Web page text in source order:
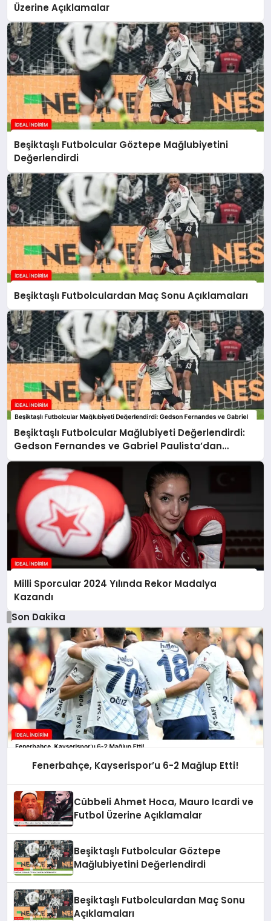
Üzerine Açıklamalar
Beşiktaşlı Futbolcular Göztepe Mağlubiyetini
Değerlendirdi
Beşiktaşlı Futbolculardan Maç Sonu Açıklamaları
Beşiktaşlı Futbolcular Mağlubiyeti Değerlendirdi:
Gedson Fernandes ve Gabriel Paulista’dan
Açıklamalar
Milli Sporcular 2024 Yılında Rekor Madalya
Kazandı
Son Dakika
Fenerbahçe, Kayserispor’u 6-2 Mağlup Etti!
Cübbeli Ahmet Hoca, Mauro Icardi ve
Futbol Üzerine Açıklamalar
Beşiktaşlı Futbolcular Göztepe
Mağlubiyetini Değerlendirdi
Beşiktaşlı Futbolculardan Maç Sonu
Açıklamaları